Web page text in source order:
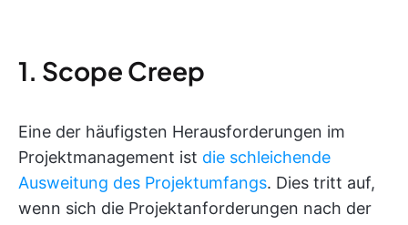
1. Scope Creep
Eine der häufigsten Herausforderungen im
Projektmanagement ist die schleichende
Ausweitung des Projektumfangs. Dies tritt auf,
wenn sich die Projektanforderungen nach der